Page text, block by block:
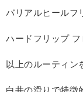
バリアルヒールフ
ハードフリップ
以上のルーティン